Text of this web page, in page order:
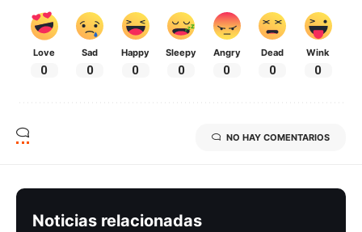
Love
0
Sad
0
Happy
0
Sleepy
0
Angry
0
Dead
0
Wink
0
NO HAY COMENTARIOS
Noticias relacionadas